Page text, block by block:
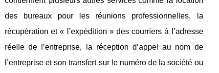
des bureaux pour les réunions professionnelles, la
récupération et « l’expédition » des courriers à l’adresse
réelle de l’entreprise, la réception d’appel au nom de
l’entreprise et son transfert sur le numéro de la société ou